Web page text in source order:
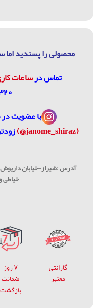
محصولی را پسندید اما
تماس درساعات
با عضویت در
(janome_shiraz@)
آدرس :شیراز-خیابان
خیاطی
گارانتی
معتبر
۷ روز
ضمانت
بازگشت